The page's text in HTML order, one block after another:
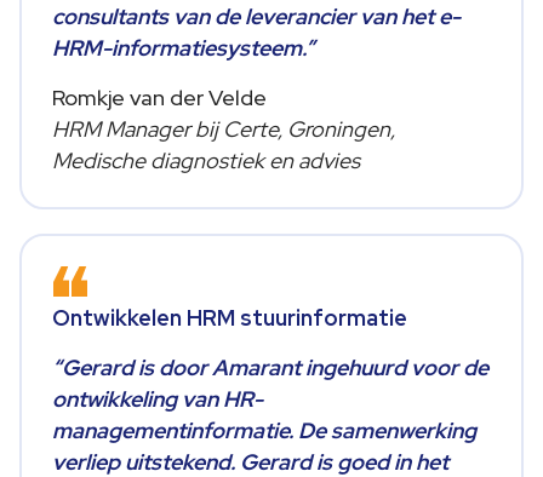
consultants van de leverancier van het e-
HRM-informatiesysteem.”
Romkje van der Velde
HRM Manager bij Certe, Groningen,
Medische diagnostiek en advies
Ontwikkelen HRM stuurinformatie
“Gerard is door Amarant ingehuurd voor de
ontwikkeling van HR-
managementinformatie. De samenwerking
verliep uitstekend. Gerard is goed in het